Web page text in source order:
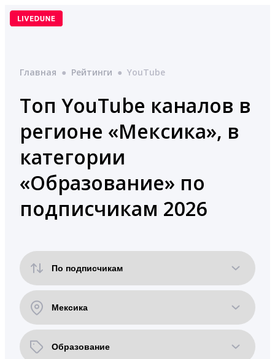
Перейти
Главная ● Рейтинги ● YouTube
Топ YouTube каналов в
регионе «Мексика», в
категории
«Образование» по
подписчикам 2026